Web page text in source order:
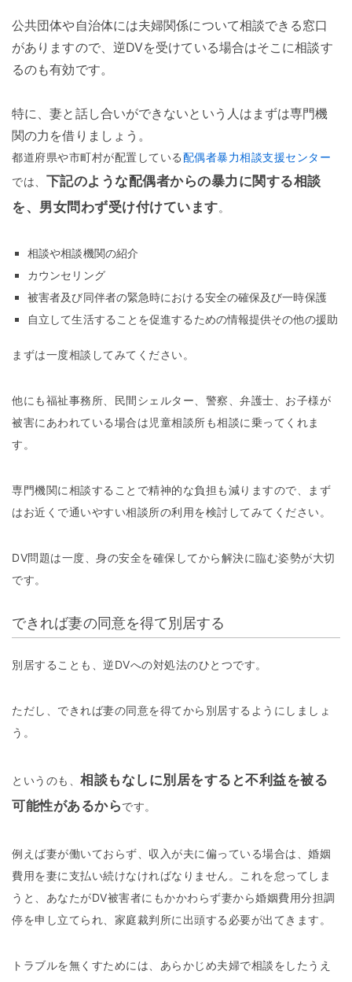
公共団体や自治体には夫婦関係について相談できる窓口
がありますので、逆DVを受けている場合はそこに相談す
るのも有効です。
特に、妻と話し合いができないという人はまずは専門機
関の力を借りましょう。
都道府県や市町村が配置している配偶者暴力相談支援センター
では、 下記のような配偶者からの暴力に関する相談
を、男女問わず受け付けています。
相談や相談機関の紹介
カウンセリング
被害者及び同伴者の緊急時における安全の確保及び一時保護
自立して生活することを促進するための情報提供その他の援助
まずは一度相談してみてください。
他にも福祉事務所、民間シェルター、警察、弁護士、お子様が
被害にあわれている場合は児童相談所も相談に乗ってくれま
す。
専門機関に相談することで精神的な負担も減りますので、まず
はお近くで通いやすい相談所の利用を検討してみてください。
DV問題は一度、身の安全を確保してから解決に臨む姿勢が大切
です。
できれば妻の同意を得て別居する
別居することも、逆DVへの対処法のひとつです。
ただし、できれば妻の同意を得てから別居するようにしましょ
う。
というのも、 相談もなしに別居をすると不利益を被る
可能性があるからです。
例えば妻が働いておらず、収入が夫に偏っている場合は、婚姻
費用を妻に支払い続けなければなりません。これを怠ってしま
うと、あなたがDV被害者にもかかわらず妻から婚姻費用分担調
停を申し立てられ、家庭裁判所に出頭する必要が出てきます。
トラブルを無くすためには、あらかじめ夫婦で相談をしたうえ